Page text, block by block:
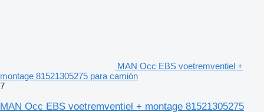
MAN Occ EBS voetremventiel +
montage 81521305275 para camión
7
MAN Occ EBS voetremventiel + montage 81521305275